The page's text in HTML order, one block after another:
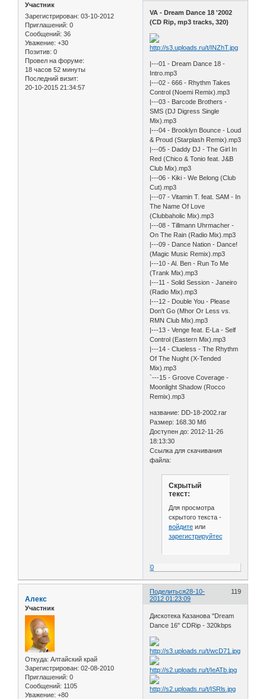
Участник
Зарегистрирован: 03-10-2012
Приглашений: 0
Сообщений: 36
Уважение: +30
Позитив: 0
Провел на форуме:
18 часов 52 минуты
Последний визит:
20-10-2015 21:34:57
VA - Dream Dance 18 '2002
(CD Rip, mp3 tracks, 320)
|---01 - Dream Dance 18 -
Intro.mp3
|---02 - 666 - Rhythm Takes
Control (Noemi Remix).mp3
|---03 - Barcode Brothers -
SMS (DJ Digress Single
Mix).mp3
|---04 - Brooklyn Bounce - Loud
& Proud (Starplash Remix).mp3
|---05 - Daddy DJ - The Girl In
Red (Chico & Tonio feat. J&B
Club Mix).mp3
|---06 - Kiki - We Belong (Club
Cut).mp3
|---07 - Vitamin T. feat. SAM - In
The Name Of Love
(Clubbaholic Mix).mp3
|---08 - Tillmann Uhrmacher -
On The Rain (Radio Mix).mp3
|---09 - Dance Nation - Dance!
(Magic Music Remix).mp3
|---10 - Al. Ben - Run To Me
(Trank Mix).mp3
|---11 - Solid Session - Janeiro
(Radio Mix).mp3
|---12 - Double You - Please
Don't Go (Mhor Or Less vs.
RMN Club Mix).mp3
|---13 - Venge feat. E-La - Self
Control (Eastern Mix).mp3
|---14 - Clueless - The Rhythm
Of The Nught (X-Tended
Mix).mp3
`---15 - Groove Coverage -
Moonlight Shadow (Rocco
Remix).mp3
название: DD-18-2002.rar
Размер: 168.30 Мб
Доступен до: 2012-11-26
18:13:30
Ссылка для скачивания
файла:
Скрытый
текст:
Для просмотра
скрытого текста -
войдитеили
зарегистрируйтесь
0
Поделиться 119
28-10-
2012 01:23:09
Алекс
Участник
Откуда: Алтайский край
Зарегистрирован: 02-08-2010
Приглашений: 0
Сообщений: 1105
Уважение: +80
Дискотека Казанова "Dream
Dance 16" CDRip - 320kbps